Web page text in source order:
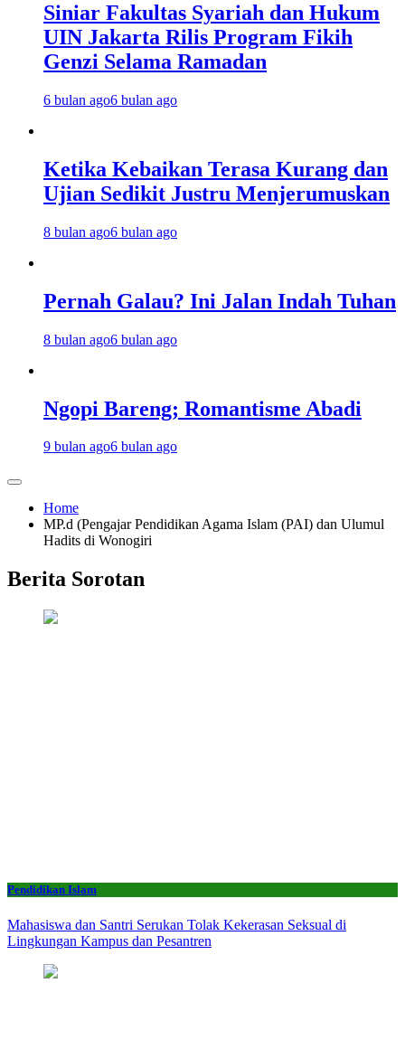
Siniar Fakultas Syariah dan Hukum
UIN Jakarta Rilis Program Fikih
Genzi Selama Ramadan
6 bulan ago6 bulan ago
Ketika Kebaikan Terasa Kurang dan
Ujian Sedikit Justru Menjerumuskan
8 bulan ago6 bulan ago
Pernah Galau? Ini Jalan Indah Tuhan
8 bulan ago6 bulan ago
Ngopi Bareng; Romantisme Abadi
9 bulan ago6 bulan ago
Home
MP.d (Pengajar Pendidikan Agama Islam (PAI) dan Ulumul
Hadits di Wonogiri
Berita Sorotan
Pendidikan Islam
Mahasiswa dan Santri Serukan Tolak Kekerasan Seksual di
Lingkungan Kampus dan Pesantren